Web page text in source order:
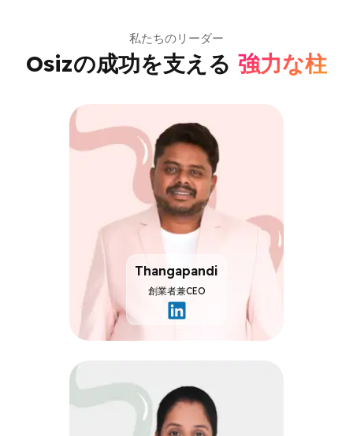
私たちのリーダー
Osizの成功を支える 強力な柱
Thangapandi
創業者兼CEO
創
CEO